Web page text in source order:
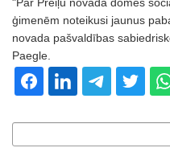
ģimenēm noteikusi jaunus
novada pašvaldības
Paegle.